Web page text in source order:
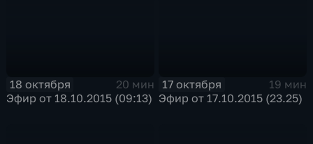
18 октября
20 мин
Эфир от 18.10.2015 (09:13)
17 октября
19 мин
Эфир от 17.10.2015 (23.25)